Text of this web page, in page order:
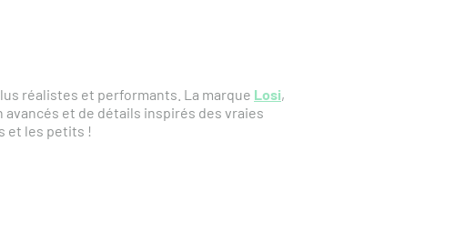
réalistes et performants. La marque Losi,
et de détails inspirés des vraies
et les petits !